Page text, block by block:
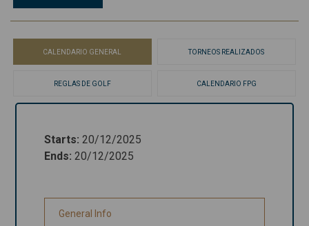
Starts
Ends
CALENDARIO GENERAL TORNEOS REALIZADOS
REGLAS DE GOLF CALENDARIO FPG
Starts: 20/12/2025
Ends: 20/12/2025
General Info